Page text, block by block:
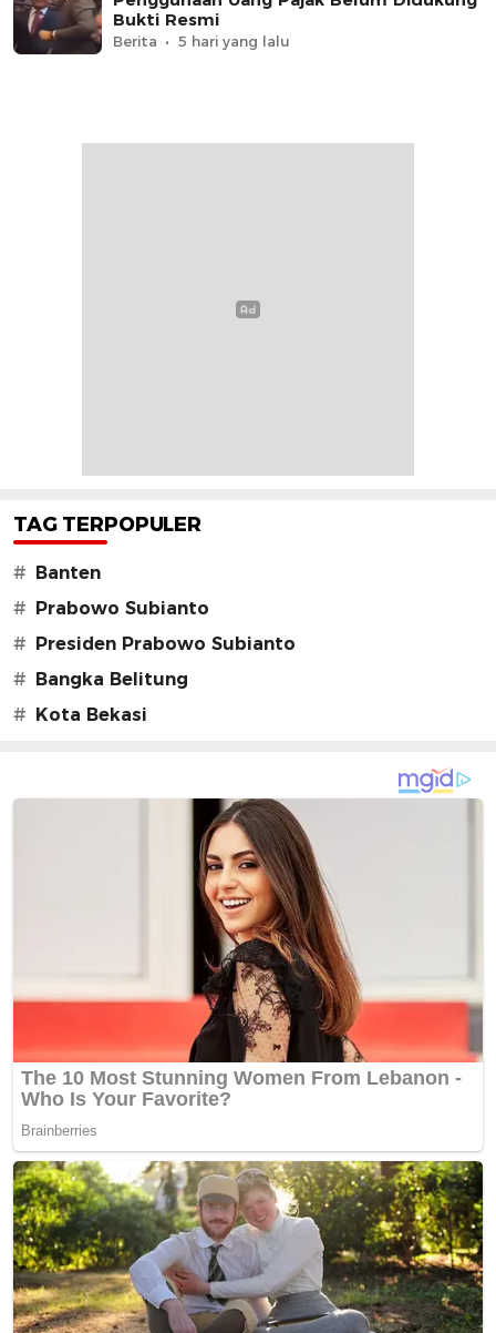
Bukti Resmi
Berita 5 hari yang lalu
TAG TERPOPULER
# Banten
# Prabowo Subianto
# Presiden Prabowo Subianto
# Bangka Belitung
# Kota Bekasi